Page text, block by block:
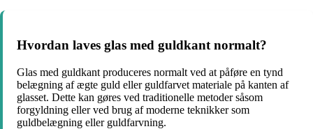
Hvordan laves glas med guldkant normalt?
Glas med guldkant produceres normalt ved at påføre en tynd
belægning af ægte guld eller guldfarvet materiale på kanten af
glasset. Dette kan gøres ved traditionelle metoder såsom
forgyldning eller ved brug af moderne teknikker som
guldbelægning eller guldfarvning.